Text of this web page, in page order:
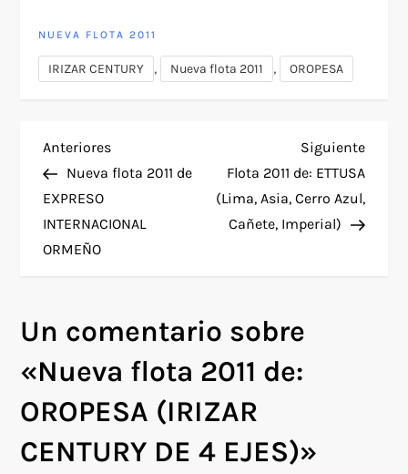
NUEVA FLOTA 2011
IRIZAR CENTURY , Nueva flota 2011 , OROPESA
N
a
v
g
a
c
i
Entrada
anterior
Anteriores
Nueva flota 2011 de
EXPRESO
INTERNACIONAL
ORMEÑO
Siguiente
Flota 2011 de: ETTUSA
(Lima, Asia, Cerro Azul,
Cañete, Imperial)
Un comentario sobre
«Nueva flota 2011 de:
OROPESA (IRIZAR
CENTURY DE 4 EJES)»